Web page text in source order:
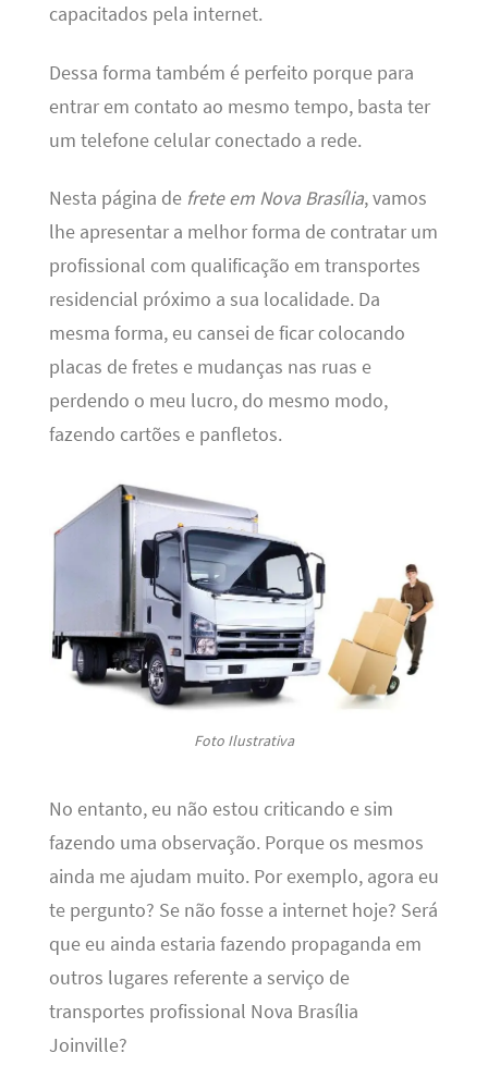
capacitados pela internet.
Dessa forma também é perfeito porque para
entrar em contato ao mesmo tempo, basta ter
um telefone celular conectado a rede.
Nesta página de frete em Nova Brasília, vamos
lhe apresentar a melhor forma de contratar um
profissional com qualificação em transportes
residencial próximo a sua localidade. Da
mesma forma, eu cansei de ficar colocando
placas de fretes e mudanças nas ruas e
perdendo o meu lucro, do mesmo modo,
fazendo cartões e panfletos.
Foto Ilustrativa
No entanto, eu não estou criticando e sim
fazendo uma observação. Porque os mesmos
ainda me ajudam muito. Por exemplo, agora eu
te pergunto? Se não fosse a internet hoje? Será
que eu ainda estaria fazendo propaganda em
outros lugares referente a serviço de
transportes profissional Nova Brasília
Joinville?